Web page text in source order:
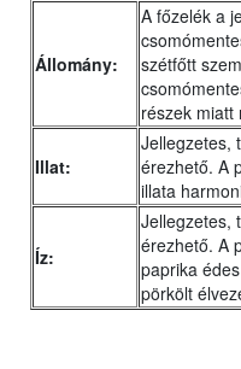
Állomány:
A főzelék a
szétfőtt
részek miatt
Illat:
Jellegzetes,
érezhető. A
illata
Íz:
Jellegzetes,
érezhető. A
paprika
pörkölt